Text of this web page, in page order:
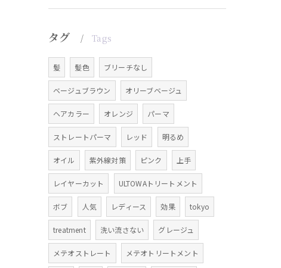
タグ Tags
髪 髪色 ブリーチなし
ベージュブラウン オリーブベージュ
ヘアカラー オレンジ パーマ
ストレートパーマ レッド 明るめ
オイル 紫外線対策 ピンク 上手
レイヤーカット ULTOWAトリートメント
ボブ 人気 レディース 効果 tokyo
treatment 洗い流さない グレージュ
メテオストレート メテオトリートメント